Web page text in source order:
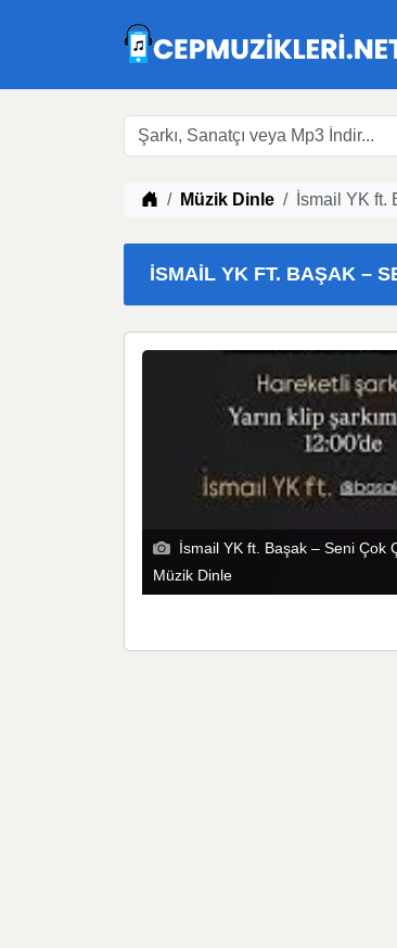
Müzik indir
Müzik Dinle İsmail YK ft.
İSMAIL YK FT. BAŞAK –
İsmail YK ft. Başak – Seni Çok
Müzik Dinle